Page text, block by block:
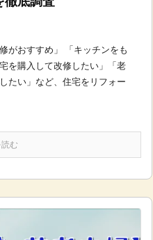
がおすすめ」 「キッチンをも
を購入して改修したい」「老
たい」など、住宅をリフォー
む